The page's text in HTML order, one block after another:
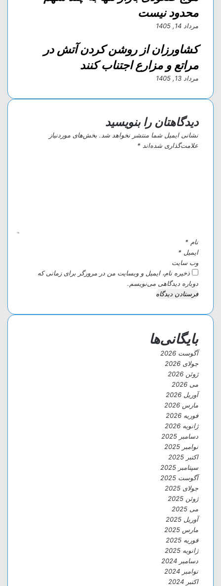
محدود نیست
مرداد 14, 1405
کشاورزان از روشن کردن آتش در
مراتع و مزارع اجتناب کنند
مرداد 13, 1405
دیدگاهتان را بنویسید
نشانی ایمیل شما منتشر نخواهد شد. بخش‌های موردنیاز
علامت‌گذاری شده‌اند *
نام *
ایمیل *
وب‌ سایت
ذخیره نام، ایمیل و وبسایت من در مرورگر برای زمانی که
دوباره دیدگاهی می‌نویسم.
بایگانی‌ها
آگوست 2026
جولای 2026
ژوئن 2026
می 2026
آوریل 2026
مارس 2026
فوریه 2026
ژانویه 2026
دسامبر 2025
نوامبر 2025
اکتبر 2025
سپتامبر 2025
آگوست 2025
جولای 2025
ژوئن 2025
می 2025
آوریل 2025
مارس 2025
فوریه 2025
ژانویه 2025
دسامبر 2024
نوامبر 2024
اکتبر 2024